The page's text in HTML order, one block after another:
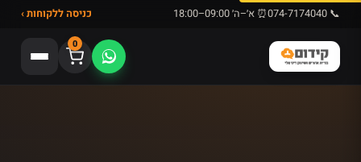
📞 074-7174040 ⏰ א׳–ה׳ 09:00–18:00 כניסה ללקוחות ›
0